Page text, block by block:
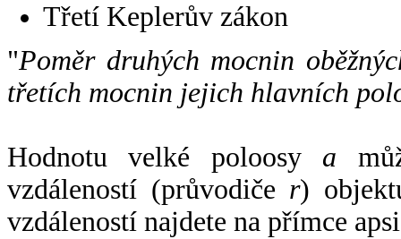
Třetí Keplerův zákon
"Poměr druhých mocnin
třetích mocnin jejich hlavních
Hodnotu velké poloosy a
vzdáleností (průvodiče r)
vzdáleností najdete na přímce